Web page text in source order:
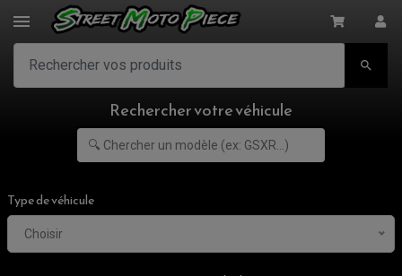

Rechercher votre véhicule
Type de véhicule
Choisir